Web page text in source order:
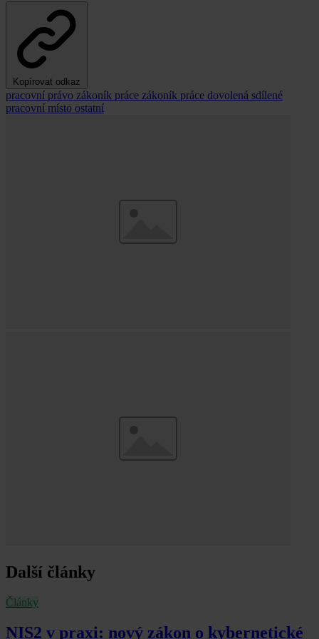
Kopírovat odkaz
pracovní právo zákoník práce zákoník práce dovolená sdílené
pracovní místo ostatní
Další články
Články
NIS2 v praxi: nový zákon o kybernetické